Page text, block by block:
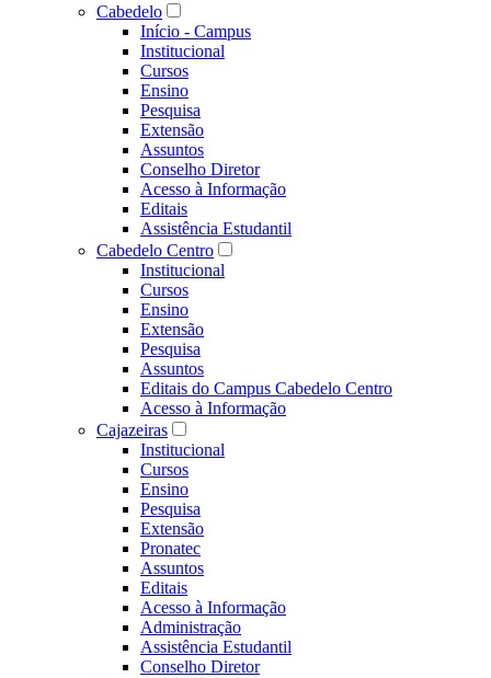
Cabedelo
Início - Campus
Institucional
Cursos
Ensino
Pesquisa
Extensão
Assuntos
Conselho Diretor
Acesso à Informação
Editais
Assistência Estudantil
Cabedelo Centro
Institucional
Cursos
Ensino
Extensão
Pesquisa
Assuntos
Editais do Campus Cabedelo Centro
Acesso à Informação
Cajazeiras
Institucional
Cursos
Ensino
Pesquisa
Extensão
Pronatec
Assuntos
Editais
Acesso à Informação
Administração
Assistência Estudantil
Conselho Diretor